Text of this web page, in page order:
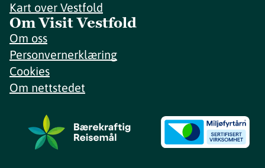
Kart over Vestfold
Om Visit Vestfold
Om oss
Personvernerklæring
Cookies
Om nettstedet